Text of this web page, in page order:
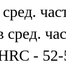
сред.
-